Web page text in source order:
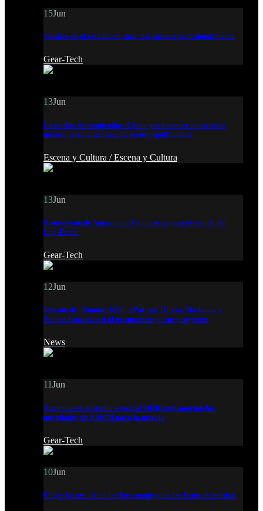
15Jun
Vocales en el estudio en casa: así suenan profesionalmente
Gear-Tech
13Jun
Licencias sincronizadas: Cómo productores monetizan
música para videojuegos, series y publicidad
Escena y Cultura /Escena y Cultura
13Jun
Producción de Amapiano: Cómo se genera el sonido del
Log-Drum
Gear-Tech
12Jun
Verano de álbumes 2026: ¿Por qué Olivia, Madonna y
Ariana lanzan casi al mismo tiempo sus proyectos
News
11Jun
Auriculares de audio espacial 2026: qué aportan las
novedades de NAMM para la mezcla
Gear-Tech
10Jun
Flujos falsos: cómo los bots manipulan las listas de música